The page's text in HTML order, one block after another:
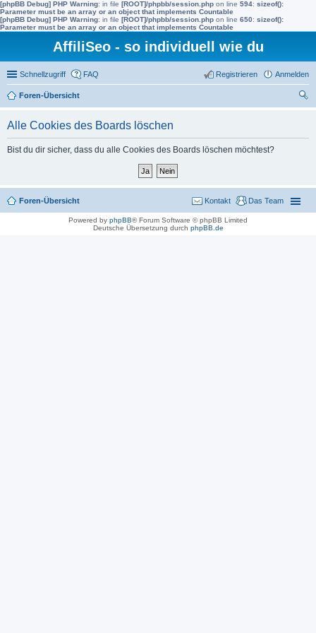
[phpBB Debug] PHP Warning: in file [ROOT]/phpbb/session.php on line 594: sizeof():
Parameter must be an array or an object that implements Countable
[phpBB Debug] PHP Warning: in file [ROOT]/phpbb/session.php on line 650: sizeof():
Parameter must be an array or an object that implements Countable
AffiliSeo - so individuell wie du
Schnellzugriff FAQ Anmelden
Registrieren
Foren-Übersicht
Alle Cookies des Boards löschen
Bist du dir sicher, dass du alle Cookies des Boards löschen möchtest?
Foren-Übersicht Das Team
Kontakt
Powered by phpBB® Forum Software © phpBB Limited
Deutsche Übersetzung durch phpBB.de